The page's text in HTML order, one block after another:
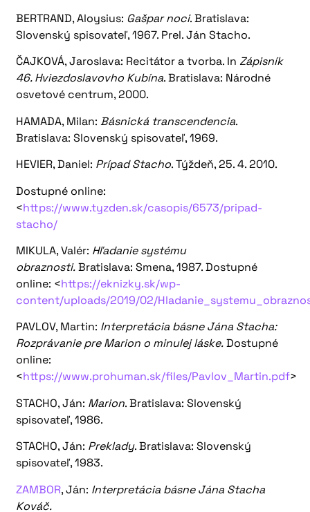
BERTRAND, Aloysius: Gašpar noci. Bratislava:
Slovenský spisovateľ, 1967. Prel. Ján Stacho.
ČAJKOVÁ, Jaroslava: Recitátor a tvorba. In Zápisník
46. Hviezdoslavovho Kubína. Bratislava: Národné
osvetové centrum, 2000.
HAMADA, Milan:Básnická transcendencia.
Bratislava: Slovenský spisovateľ, 1969.
HEVIER, Daniel: Prípad Stacho. Týždeň, 25. 4. 2010.
Dostupné online:
<https://www.tyzden.sk/casopis/6573/pripad-
stacho/
MIKULA, Valér: Hľadanie systému
obraznosti.Bratislava: Smena, 1987. Dostupné
online: <https://eknizky.sk/wp-
content/uploads/2019/02/
PAVLOV, Martin: Interpretácia básne Jána Stacha:
Rozprávanie pre Marion o minulej láske.Dostupné
online:
<https://www.prohuman.sk/files/Pavlov_Martin.pdf>
STACHO, Ján: Marion. Bratislava: Slovenský
spisovateľ, 1986.
STACHO, Ján: Preklady. Bratislava: Slovenský
spisovateľ, 1983.
ZAMBOR, Ján: Interpretácia básne Jána Stacha
Kováč.